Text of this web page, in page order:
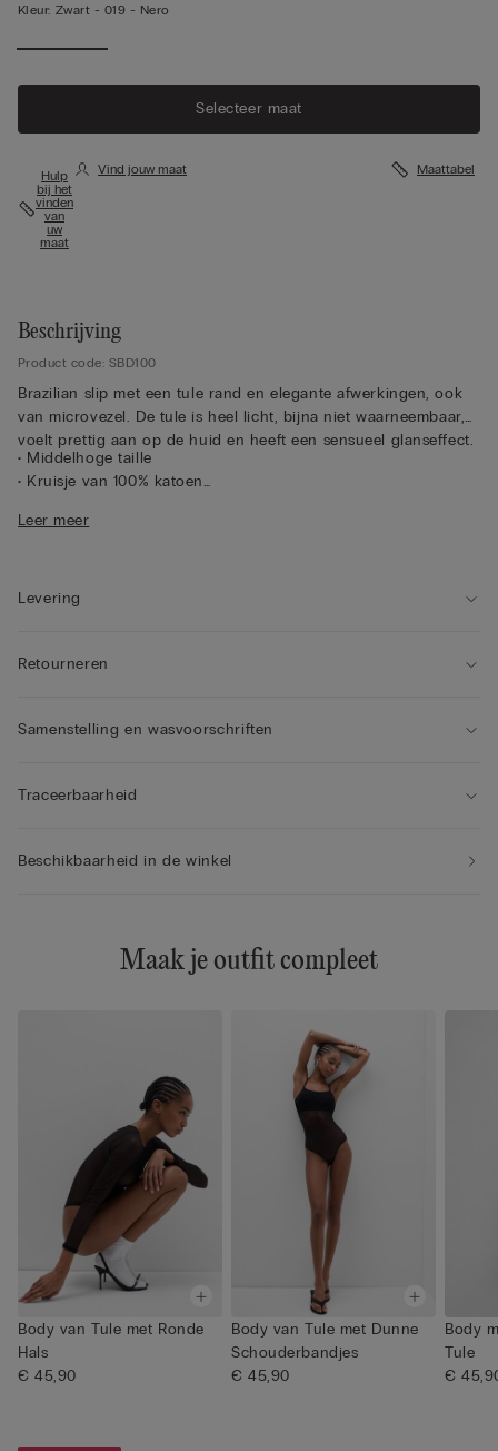
Kleur: Zwart - 019 - Nero
Selecteer maat
Hulp
bij het
vinden
van
uw
maat
Vind jouw maat Maattabel
Beschrijving
Product code: SBD100
Brazilian slip met een tule rand en elegante afwerkingen, ook
van microvezel. De tule is heel licht, bijna niet waarneembaar,
voelt prettig aan op de huid en heeft een sensueel glanseffect.
• Middelhoge taille
• Kruisje van 100% katoen
• Het model is 175 cm lang en draagt maat S
Leer meer
Levering
Retourneren
Samenstelling en wasvoorschriften
Traceerbaarheid
Beschikbaarheid in de winkel
Maak je outfit compleet
Body van Tule met Ronde
Hals
€ 45,90
Body van Tule met Dunne
Schouderbandjes
€ 45,90
Body
Tule
€